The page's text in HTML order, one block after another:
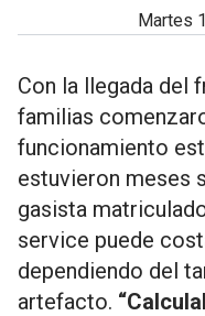
Con la llegada del
familias
funcionamiento
estuvieron meses
gasista
service puede
dependiendo del
artefacto.